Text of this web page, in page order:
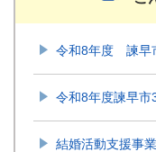
令和8年度 諫早
令和8年度諫早市
結婚活動支援事業